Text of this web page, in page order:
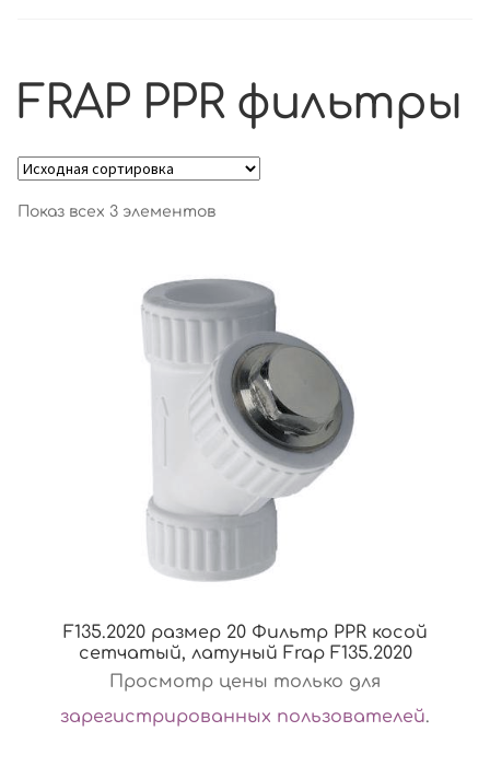
FRAP PPR фильтры
Показ всех 3 элементов
F135.2020 размер 20 Фильтр PPR косой
сетчатый, латуный Frap F135.2020
Просмотр цены только для
зарегистрированных пользователей.